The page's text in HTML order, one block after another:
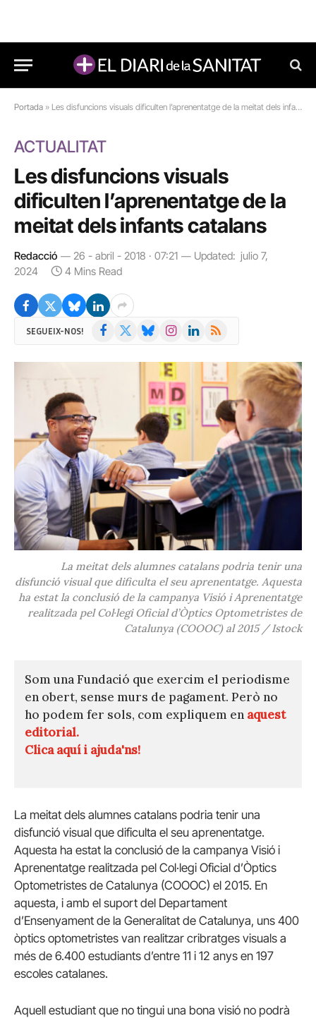
Portada » Les disfuncions visuals dificulten l’aprenentatge de la meitat dels infants catalans
ACTUALITAT
Les disfuncions visuals
dificulten l’aprenentatge de la
meitat dels infants catalans
Redacció 26 - abril - 2018 · 07:21 Updated: julio 7,
2024
4 Mins Read
SEGUEIX-NOS! Facebook BlueskyInstagramLinkedIn
RSS
La meitat dels alumnes catalans podria tenir una
disfunció visual que dificulta el seu aprenentatge. Aquesta
ha estat la conclusió de la campanya Visió i Aprenentatge
realitzada pel Col·legi Oficial d’Òptics Optometristes de
Catalunya (COOOC) al 2015 / Istock
Som una Fundació que exercim el periodisme
en obert, sense murs de pagament. Però no
ho podem fer sols, com expliquem en aquest
editorial.
Clica aquí i ajuda'ns!
La meitat dels alumnes catalans podria tenir una
disfunció visual que dificulta el seu aprenentatge.
Aquesta ha estat la conclusió de la campanya Visió i
Aprenentatge realitzada pel Col·legi Oficial d’Òptics
Optometristes de Catalunya (COOOC) el 2015. En
aquesta, i amb el suport del Departament
d’Ensenyament de la Generalitat de Catalunya, uns 400
òptics optometristes van realitzar cribratges visuals a
més de 6.400 estudiants d’entre 11 i 12 anys en 197
escoles catalanes.
Aquell estudiant que no tingui una bona visió no podrà